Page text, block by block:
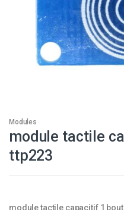
Modules
module tactile
ttp223
module tactile capacitif 1